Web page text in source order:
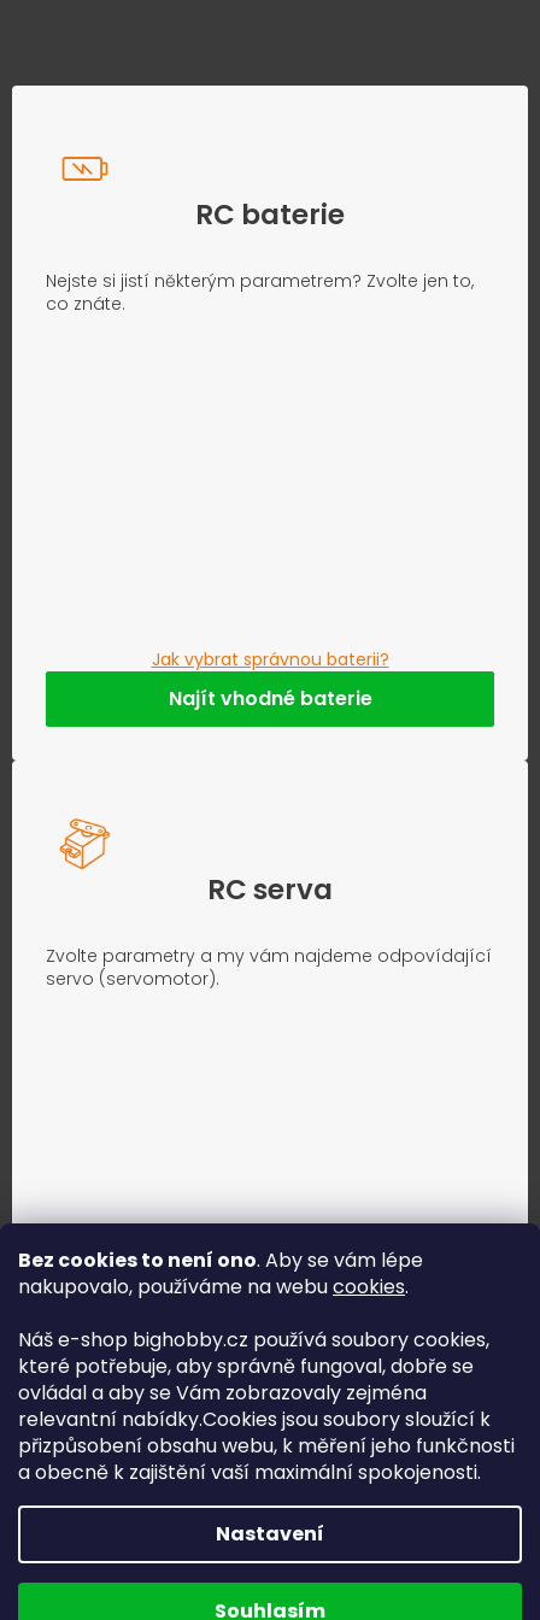
Bez cookies to není ono. Aby se vám lépe
nakupovalo, používáme na webucookies.
Náš e-shop bighobby.cz používá soubory cookies,
které potřebuje, aby správně fungoval, dobře se
ovládal a aby se Vám zobrazovaly zejména
relevantní nabídky.Cookies jsou soubory sloužící k
přizpůsobení obsahu webu, k měření jeho funkčnosti
a obecně k zajištění vaší maximální spokojenosti.
Nastavení
Souhlasím
RC baterie
Nejste si jistí některým parametrem? Zvolte jen to,
co znáte.
Jak vybrat správnou baterii?
Najít vhodné baterie
RC serva
Zvolte parametry a my vám najdeme odpovídající
servo (servomotor).
Jak vybrat správné servo?
Najít správné servo
Na UX & Web Design je tu Lukáš Dubina
Copyright (c) 2016 -2026 Big hobby.cz - všechna práva